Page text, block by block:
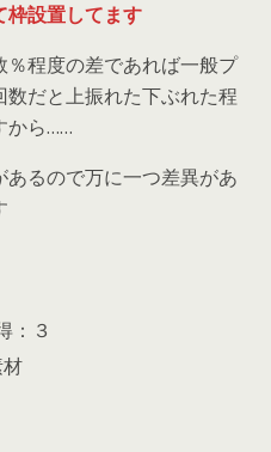
枠設置してます
程度の差であれば一般プ
だと上振れた下ぶれた程
から……
るので万に一つ差異があ
：３
材